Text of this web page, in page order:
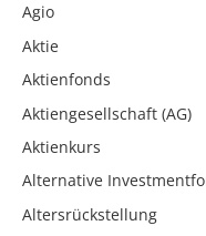
Agio
Aktie
Aktienfonds
Aktiengesellschaft (AG)
Aktienkurs
Alternative
Altersrückstellung